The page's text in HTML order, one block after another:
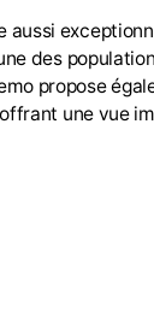
des
propose
une vue